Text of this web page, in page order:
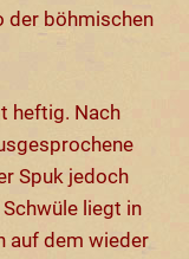
der böhmischen
heftig. Nach
Spuk jedoch
liegt in
auf dem wieder